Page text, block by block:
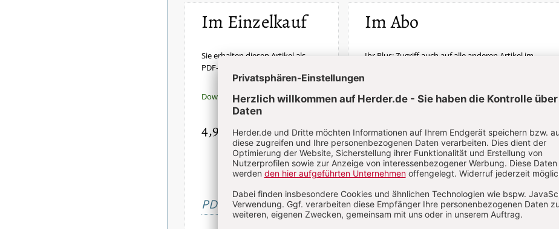
Im Einzelkauf
Sie erhalten diesen Artikel als
PDF-Datei.
Download sofort verfügbar
4,90 €inkl. MwSt
PDF bestellen
Im Abo
Ihr Plus: Zugriff auch auf alle anderen Artikel im
2 Hefte + 2 Hefte digital 0,00 €
Digitalzugang
inkl. MwSt., zzgl. 7,20 € Versand (D)
Im Abo Im Digital-Abo
Abo testen